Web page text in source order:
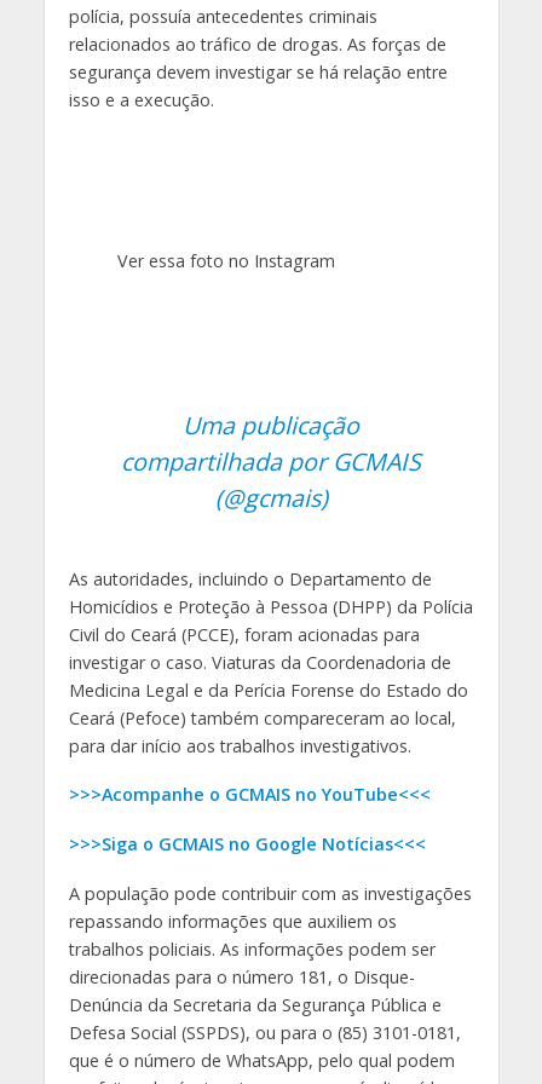
polícia, possuía antecedentes criminais
relacionados ao tráfico de drogas. As forças de
segurança devem investigar se há relação entre
isso e a execução.
Ver essa foto no Instagram
Uma publicação
compartilhada por GCMAIS
(@gcmais)
As autoridades, incluindo o Departamento de
Homicídios e Proteção à Pessoa (DHPP) da Polícia
Civil do Ceará (PCCE), foram acionadas para
investigar o caso. Viaturas da Coordenadoria de
Medicina Legal e da Perícia Forense do Estado do
Ceará (Pefoce) também compareceram ao local,
para dar início aos trabalhos investigativos.
>>>Acompanhe o GCMAIS no YouTube<<<
>>>Siga o GCMAIS no Google Notícias<<<
A população pode contribuir com as investigações
repassando informações que auxiliem os
trabalhos policiais. As informações podem ser
direcionadas para o número 181, o Disque-
Denúncia da Secretaria da Segurança Pública e
Defesa Social (SSPDS), ou para o (85) 3101-0181,
que é o número de WhatsApp, pelo qual podem